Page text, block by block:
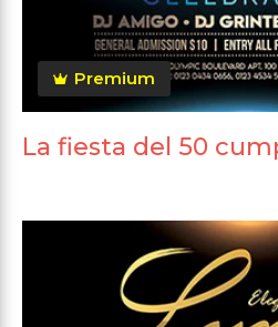
Premium
La fiesta del 50